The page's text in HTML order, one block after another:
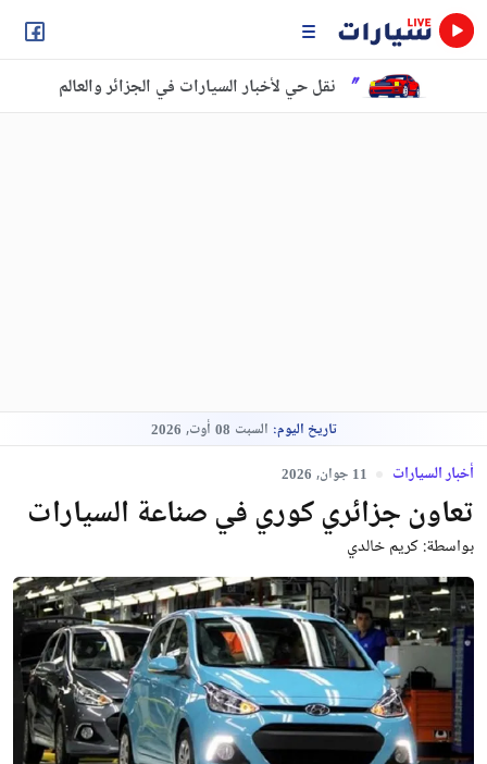
نقل حي لأخبار السيارات في الجزائر والعالم
تاريخ اليوم: السبت 08 أوت, 2026
أخبار السيارات 11 جوان, 2026
تعاون جزائري كوري في صناعة السيارات
بواسطة:كريم خالدي